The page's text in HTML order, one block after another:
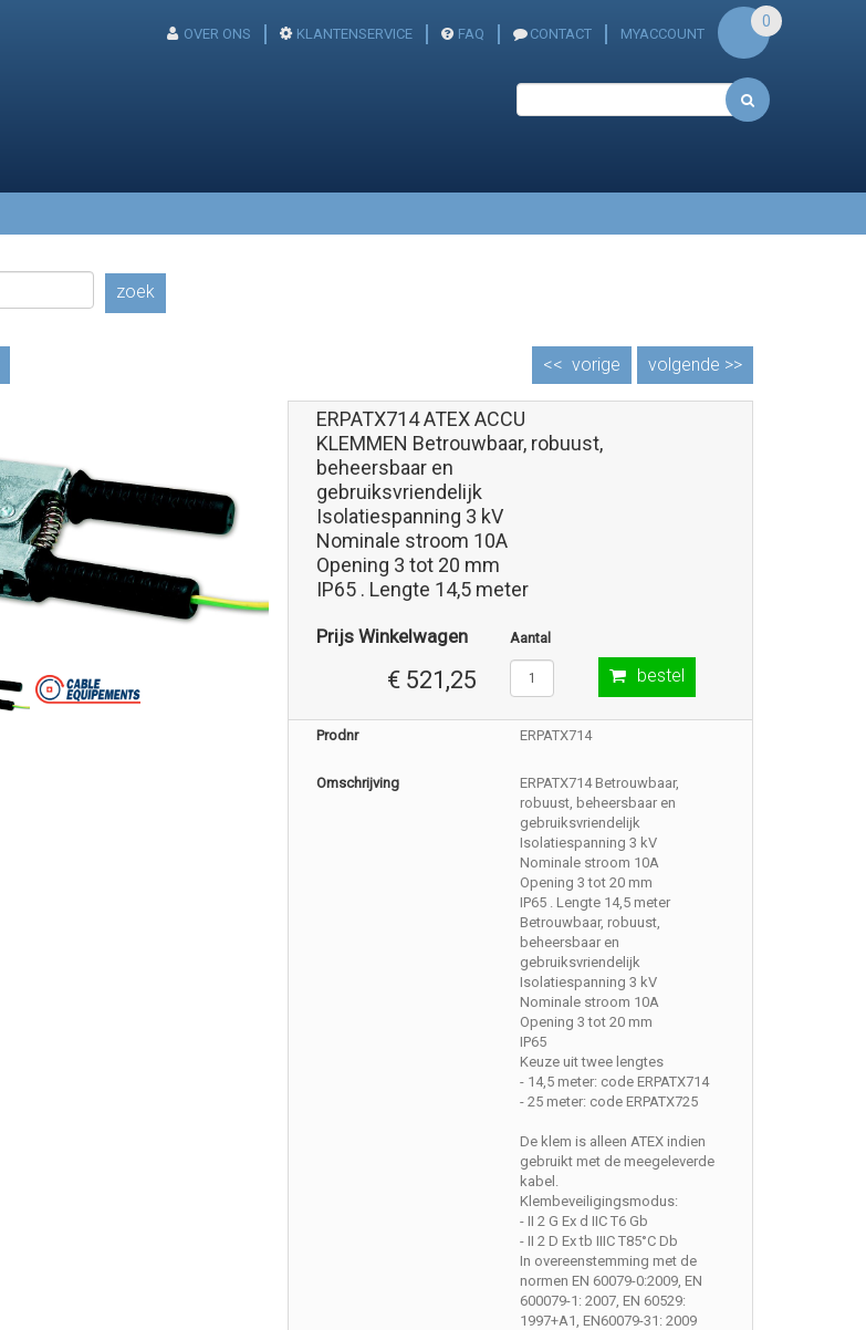
OVER ONS KLANTENSERVICE FAQ CONTACT MYACCOUNT
0
zoek
volgende >>
<< vorige
ERPATX714 ATEX ACCU
KLEMMEN Betrouwbaar, robuust,
beheersbaar en
gebruiksvriendelijk
Isolatiespanning 3 kV
Nominale stroom 10A
Opening 3 tot 20 mm
IP65 . Lengte 14,5 meter
Prijs Winkelwagen
€ 521,25
Aantal
bestel
Prodnr ERPATX714
Omschrijving
ERPATX714 Betrouwbaar,
robuust, beheersbaar en
gebruiksvriendelijk
Isolatiespanning 3 kV
Nominale stroom 10A
Opening 3 tot 20 mm
IP65 . Lengte 14,5 meter
Betrouwbaar, robuust,
beheersbaar en
gebruiksvriendelijk
Isolatiespanning 3 kV
Nominale stroom 10A
Opening 3 tot 20 mm
IP65
Keuze uit twee lengtes
- 14,5 meter: code ERPATX714
- 25 meter: code ERPATX725
De klem is alleen ATEX indien
gebruikt met de meegeleverde
kabel.
Klembeveiligingsmodus:
- II 2 G Ex d IIC T6 Gb
- II 2 D Ex tb IIIC T85°C Db
In overeenstemming met de
normen EN 60079-0:2009, EN
600079-1: 2007, EN 60529:
1997+A1, EN60079-31: 2009